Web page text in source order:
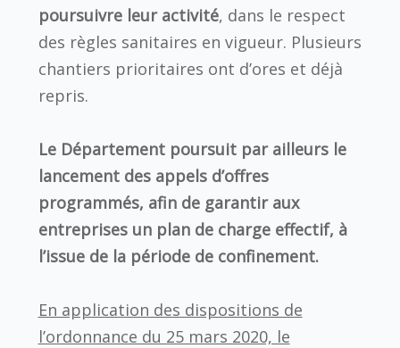
poursuivre leur activité, dans le respect
des règles sanitaires en vigueur. Plusieurs
chantiers prioritaires ont d’ores et déjà
repris.
Le Département poursuit par ailleurs le
lancement des appels d’offres
programmés, afin de garantir aux
entreprises un plan de charge effectif, à
l’issue de la période de confinement.
En application des dispositions de
l’ordonnance du 25 mars 2020, le